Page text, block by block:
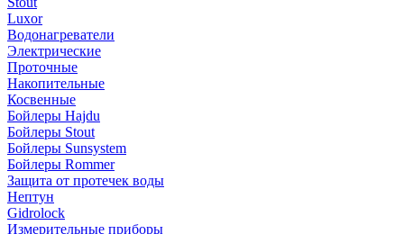
Luxor
Водонагреватели
Электрические
Проточные
Накопительные
Косвенные
Бойлеры Hajdu
Бойлеры Stout
Бойлеры Sunsystem
Бойлеры Rommer
Защита от протечек воды
Нептун
Gidrolock
Измерительные приборы